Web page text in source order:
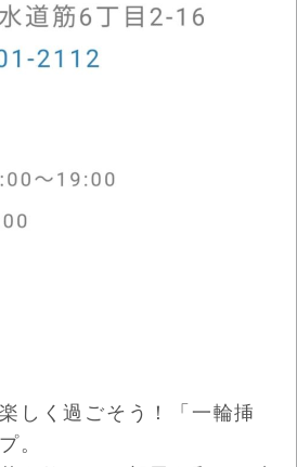
しく過ごそう！「一輪挿
。